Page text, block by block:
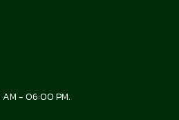
- 06:00 PM.